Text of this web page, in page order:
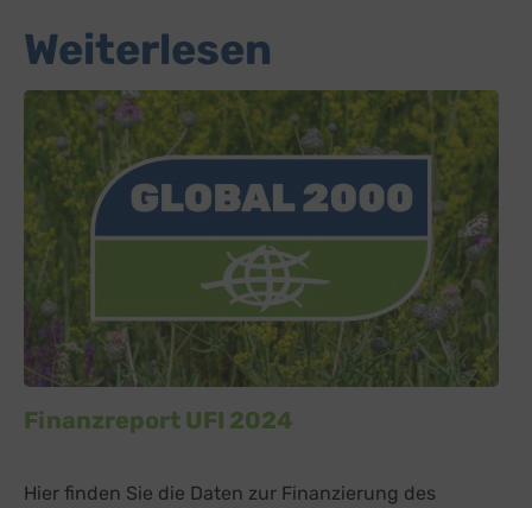
Weiterlesen
Finanzreport UFI 2024
Hier finden Sie die Daten zur Finanzierung des